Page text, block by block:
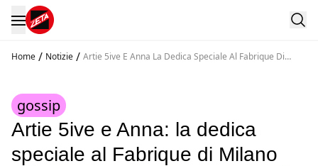
Home / Notizie / Artie 5ive E Anna La Dedica Speciale Al Fabrique Di
gossip
Artie 5ive e Anna: la dedica
speciale al Fabrique di Milano